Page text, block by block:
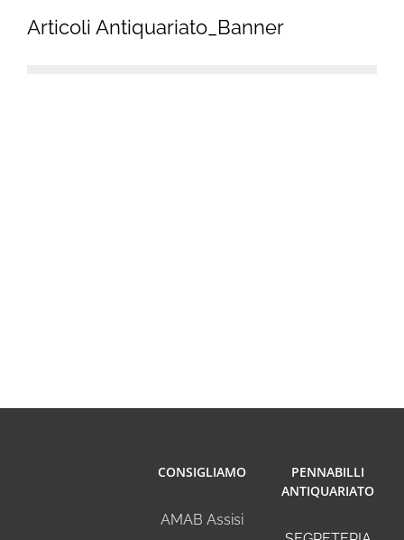
Articoli Antiquariato_Banner
CONSIGLIAMO
AMAB Assisi
PENNABILLI
ANTIQUARIATO